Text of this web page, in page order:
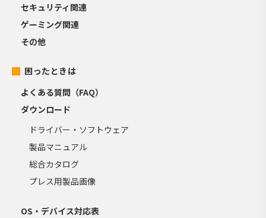
セキュリティ関連
ゲーミング関連
その他
困ったときは
よくある質問（FAQ）
ダウンロード
ドライバー・ソフトウェア
製品マニュアル
総合カタログ
プレス用製品画像
OS・デバイス対応表